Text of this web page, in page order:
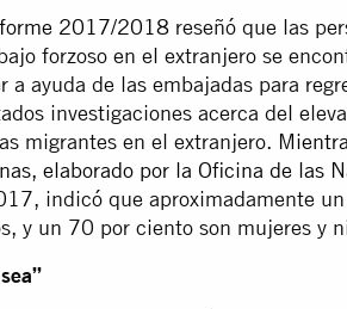
2017/2018 reseñó que las
forzoso en el extranjero se
ayuda de las embajadas para
investigaciones acerca del
migrantes en el extranjero.
elaborado por la Oficina de las
indicó que aproximadamente
y un 70 por ciento son mujeres y